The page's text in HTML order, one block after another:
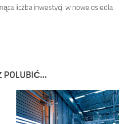
liczba inwestycji w nowe osiedla
POLUBIĆ…